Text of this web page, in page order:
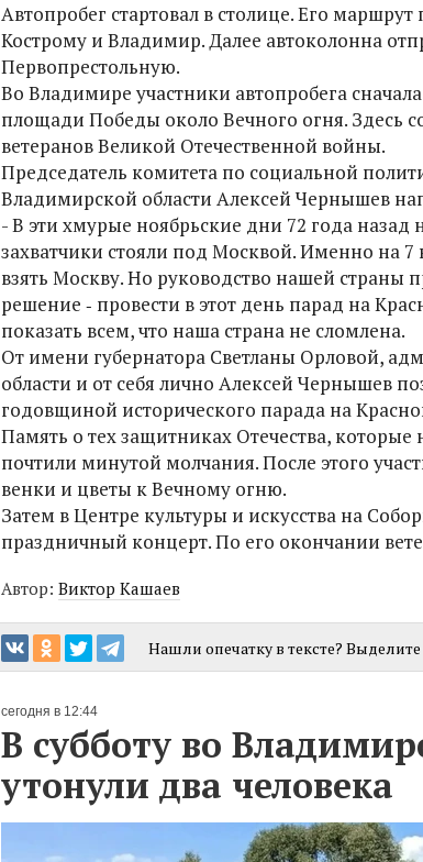
Автопробег стартовал в столице. Его
Кострому и Владимир. Далее автоколонна
Первопрестольную.
Во Владимире участники автопробега
площади Победы около Вечного огня. Здесь
ветеранов Великой Отечественной войны.
Председатель комитета по социальной
Владимирской области Алексей Чернышев
- В эти хмурые ноябрьские дни 72 года
захватчики стояли под Москвой. Именно на 7
взять Москву. Но руководство нашей страны
решение ‑ провести в этот день парад на
показать всем, что наша страна не сломлена.
От имени губернатора Светланы Орловой,
области и от себя лично Алексей Чернышев
годовщиной исторического парада на
Память о тех защитниках Отечества,
почтили минутой молчания. После этого
венки и цветы к Вечному огню.
Затем в Центре культуры и искусства на
праздничный концерт. По его окончании
Автор: Виктор Кашаев
Нашли опечатку в тексте?
сегодня в 12:44
В субботу во
утонули два человека